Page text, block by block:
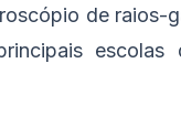
de raios-